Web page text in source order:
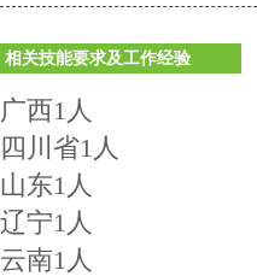
相关技能要求及工作经验
广西1人
四川省1人
山东1人
辽宁1人
云南1人